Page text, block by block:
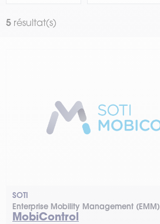
5 résultat(s)
SOTI
Enterprise Mobility Management (EMM)
MobiControl